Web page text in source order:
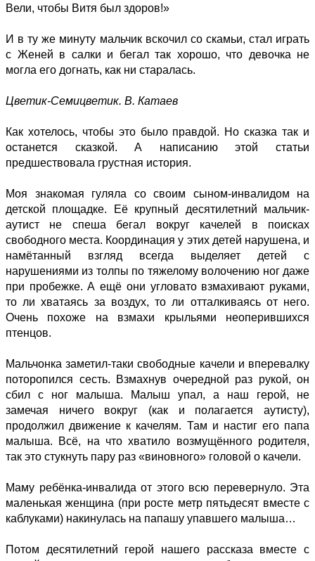
Вели, чтобы Витя был здоров!»
И в ту же минуту мальчик вскочил со скамьи, стал играть
с Женей в салки и бегал так хорошо, что девочка не
могла его догнать, как ни старалась.
Цветик-Семицветик. В. Катаев
Как хотелось, чтобы это было правдой. Но сказка так и
останется сказкой. А написанию этой статьи
предшествовала грустная история.
Моя знакомая гуляла со своим сыном-инвалидом на
детской площадке. Её крупный десятилетний мальчик-
аутист не спеша бегал вокруг качелей в поисках
свободного места. Координация у этих детей нарушена, и
намётанный взгляд всегда выделяет детей с
нарушениями из толпы по тяжелому волочению ног даже
при пробежке. А ещё они угловато взмахивают руками,
то ли хватаясь за воздух, то ли отталкиваясь от него.
Очень похоже на взмахи крыльями неоперившихся
птенцов.
Мальчонка заметил-таки свободные качели и вперевалку
поторопился сесть. Взмахнув очередной раз рукой, он
сбил с ног малыша. Малыш упал, а наш герой, не
замечая ничего вокруг (как и полагается аутисту),
продолжил движение к качелям. Там и настиг его папа
малыша. Всё, на что хватило возмущённого родителя,
так это стукнуть пару раз «виновного» головой о качели.
Маму ребёнка-инвалида от этого всю перевернуло. Эта
маленькая женщина (при росте метр пятьдесят вместе с
каблуками) накинулась на папашу упавшего малыша…
Потом десятилетний герой нашего рассказа вместе с